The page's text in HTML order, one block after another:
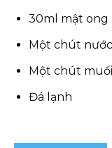
30ml mật ong
Một chút
Một chút
Đá lạnh